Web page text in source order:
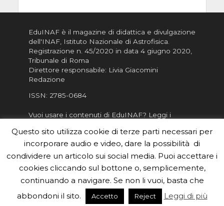
EduINAF è il magazine di didattica e divulgazione
dell'INAF, Istituto Nazionale di Astrofisica
Registrazione n. 45/2020 in data 4 giugno 2020,
Tribunale di Roma
Direttore responsabile: Livia Giacomini
Redazione
ISSN: 2785-0684
Vuoi usare i contenuti di EduINAF? Leggi i
Informativa sulla Privacy
Informatva sui Cookie
Per la rubrica de l'Astronomo risponde, per
inviarci le tue foto o i tuoi contributi, scrivici a
redazione.edu [chiocciola] inaf.it oppure
il form
Questo sito utilizza cookie di terze parti necessari per
incorporare audio e video, dare la possibilità di
condividere un articolo sui social media. Puoi accettare i
cookies cliccando sul bottone o, semplicemente,
continuando a navigare. Se non li vuoi, basta che
abbondoni il sito.
Accetto Reject Leggi di più